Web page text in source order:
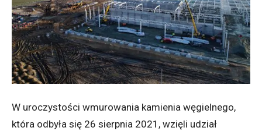
W uroczystości wmurowania kamienia węgielnego,
która odbyła się 26 sierpnia 2021, wzięli udział